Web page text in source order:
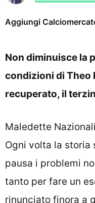
Aggiungi
Non diminuisce la
condizioni di Theo
recuperato, il
Maledette
Ogni volta la storia
pausa i problemi
tanto per fare un
rinunciato finora a